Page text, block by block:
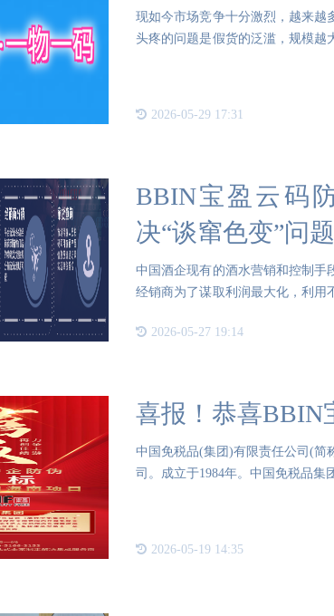
现如今市场竞争十分激烈，越来越
头疼的问题是假货的泛滥，规模越
2026-05-29 17:31
BBIN宝盈云码
决“谈窜色变”问题
中国酒企现有的酒水营销和控制手
经销商为了谋取利润最大化，利用
2026-05-27 19:14
喜报！恭喜BBIN
中国免税品(集团)有限责任公司(简
司。成立于1984年。中国免税品集
2026-05-19 14:35